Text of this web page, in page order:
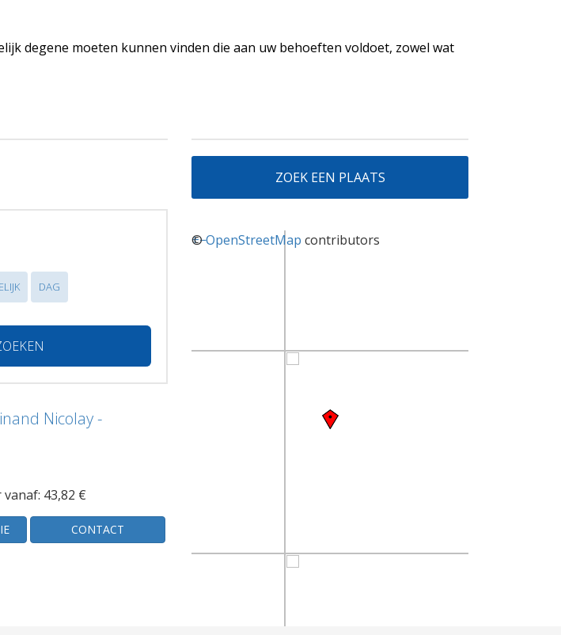
degene moeten kunnen vinden die aan uw behoeften voldoet, zowel wat
DAG
Nicolay -
43,82 €
CONTACT
ZOEK EEN PLAATS
+−
©OpenStreetMap contributors